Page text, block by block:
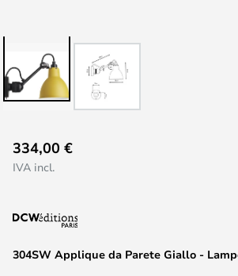
all'inizio
della
di
304SW Applique da Parete Giallo -
334,00 €
IVA incl.